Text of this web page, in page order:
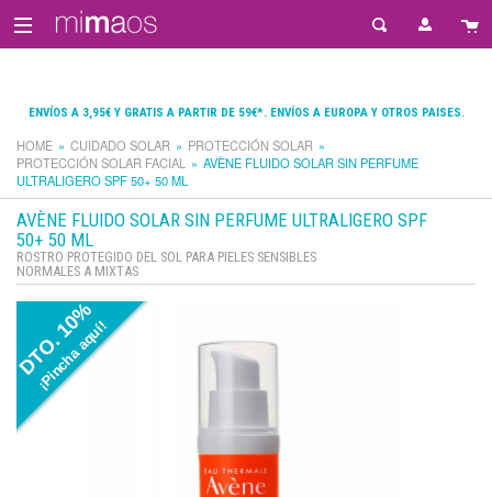
ENVÍOS A 3,95€ Y GRATIS A PARTIR DE 59€*. ENVÍOS A EUROPA Y OTROS PAISES.
HOME CUIDADO SOLAR
PROTECCIÓN SOLAR
PROTECCIÓN SOLAR FACIAL
AVÈNE FLUIDO SOLAR SIN PERFUME
ULTRALIGERO SPF 50+ 50 ML
AVÈNE FLUIDO SOLAR SIN PERFUME ULTRALIGERO SPF
50+ 50 ML
ROSTRO PROTEGIDO DEL SOL PARA PIELES SENSIBLES
NORMALES A MIXTAS
DTO. 10%
¡Pincha aquí!